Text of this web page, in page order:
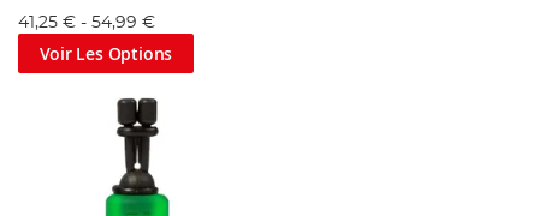
41,25 € - 54,99 €
Voir Les Options